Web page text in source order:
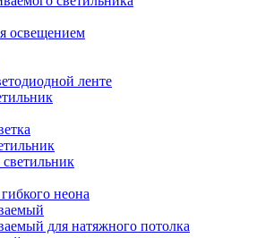
освещением
ленте
неона
для натяжного потолка